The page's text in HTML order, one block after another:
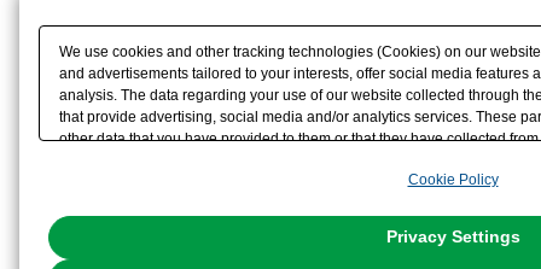
We use cookies and other tracking technologies (Cookies) on our
and advertisements tailored to your interests, offer social media features
analysis. The data regarding your use of our website collected through
that provide advertising, social media and/or analytics services. These
other data that you have provided to them or that they have collected
the use of all Cookies except for Strictly Necessary Cookies, please
You can change your consent or rejection settings at any time via
Cookie Policy
Privacy Settings